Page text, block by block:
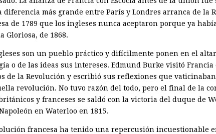
diferencia más grande entre París y Londres arranca de la
de 1789 que los ingleses nunca aceptaron porque ya
Gloriosa, de 1868.
son un pueblo práctico y difícilmente ponen en el
o de las ideas sus intereses. Edmund Burke visitó Francia
de la Revolución y escribió sus reflexiones que
revolución. No tuvo razón del todo, pero el final de la
y franceses se saldó con la victoria del duque de
en Waterloo en 1815.
francesa ha tenido una repercusión incuestionable